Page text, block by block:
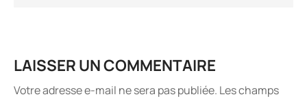
LAISSER UN COMMENTAIRE
Votre adresse e-mail ne sera pas publiée. Les champs